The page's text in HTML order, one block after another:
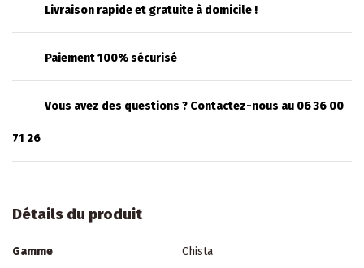
Livraison rapide et gratuite à domicile !
Paiement 100% sécurisé
Vous avez des questions ? Contactez-nous au 06 36 00
71 26
Détails du produit
Gamme Chista